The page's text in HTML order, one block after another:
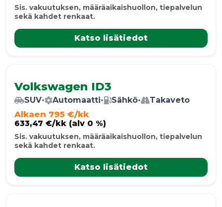
Sis. vakuutuksen, määräaikaishuollon, tiepalvelun
sekä kahdet renkaat.
Katso lisätiedot
Volkswagen ID3
SUV• Automaatti• Sähkö• Takaveto
Alkaen 795 €/kk
633,47 €/kk (alv 0 %)
Sis. vakuutuksen, määräaikaishuollon, tiepalvelun
sekä kahdet renkaat.
Katso lisätiedot